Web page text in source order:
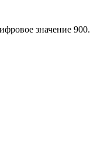
значение 900.